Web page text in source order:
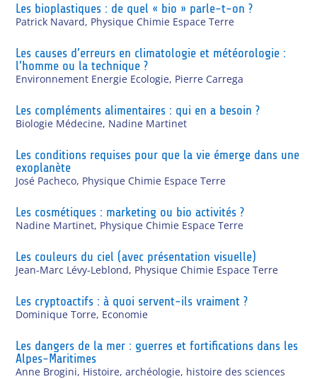
Les bioplastiques : de quel « bio » parle-t-on ?
Patrick Navard, Physique Chimie Espace Terre
Les causes d’erreurs en climatologie et météorologie :
l’homme ou la technique ?
Environnement Energie Ecologie, Pierre Carrega
Les compléments alimentaires : qui en a besoin ?
Biologie Médecine, Nadine Martinet
Les conditions requises pour que la vie émerge dans une
exoplanète
José Pacheco, Physique Chimie Espace Terre
Les cosmétiques : marketing ou bio activités ?
Nadine Martinet, Physique Chimie Espace Terre
Les couleurs du ciel (avec présentation visuelle)
Jean-Marc Lévy-Leblond, Physique Chimie Espace Terre
Les cryptoactifs : à quoi servent-ils vraiment ?
Dominique Torre, Economie
Les dangers de la mer : guerres et fortifications dans les
Alpes-Maritimes
Anne Brogini, Histoire, archéologie, histoire des sciences